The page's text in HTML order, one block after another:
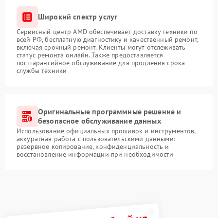
Широкий спектр услуг
Сервисный центр AMD обеспечивает доставку техники по
всей РФ, бесплатную диагностику и качественный ремонт,
включая срочный ремонт. Клиенты могут отслеживать
статус ремонта онлайн. Также предоставляется
постгарантийное обслуживание для продления срока
службы техники
Оригинальные программные решение и
безопасное обслуживание данных
Использование официальных прошивок и инструментов,
аккуратная работа с пользовательскими данными:
резервное копирование, конфиденциальность и
восстановление информации при необходимости